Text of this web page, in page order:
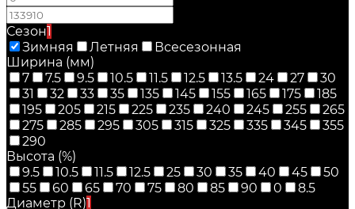
Сезон1
Зимняя
Летняя
Всесезонная
Ширина (мм)
7
7.5 9.5 10.5 11.5 12.5 13.5 24 27
30
31
32 33 35 135 145 155 165 175
185
195
205 215 225 235 240 245 255
265
275
285 295 305 315 325 335 345
355
290
Высота (%)
9.5
10.5 11.5 12.5 25 30 35 40 45
50
55
60 65 70 75 80 85 90 0
8.5
Диаметр (R)1